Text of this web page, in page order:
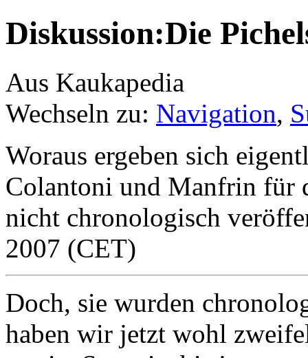
Diskussion:Die
Aus Kaukapedia
Wechseln zu: Navigation,
Woraus ergeben sich
Colantoni und Manfrin für
nicht chronologisch
2007 (CET)
Doch, sie wurden
haben wir jetzt wohl